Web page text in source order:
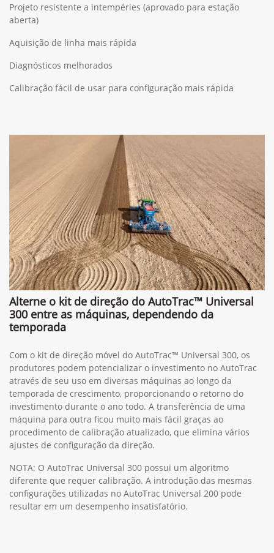
Projeto resistente a intempéries (aprovado para estação
aberta)
Aquisição de linha mais rápida
Diagnósticos melhorados
Calibração fácil de usar para configuração mais rápida
Alterne o kit de direção do AutoTrac™ Universal
300 entre as máquinas, dependendo da
temporada
Com o kit de direção móvel do AutoTrac™ Universal 300, os
produtores podem potencializar o investimento no AutoTrac
através de seu uso em diversas máquinas ao longo da
temporada de crescimento, proporcionando o retorno do
investimento durante o ano todo. A transferência de uma
máquina para outra ficou muito mais fácil graças ao
procedimento de calibração atualizado, que elimina vários
ajustes de configuração da direção.
NOTA: O AutoTrac Universal 300 possui um algoritmo
diferente que requer calibração. A introdução das mesmas
configurações utilizadas no AutoTrac Universal 200 pode
resultar em um desempenho insatisfatório.